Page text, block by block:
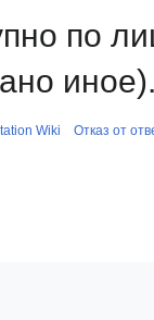
по
Wiki Отказ от